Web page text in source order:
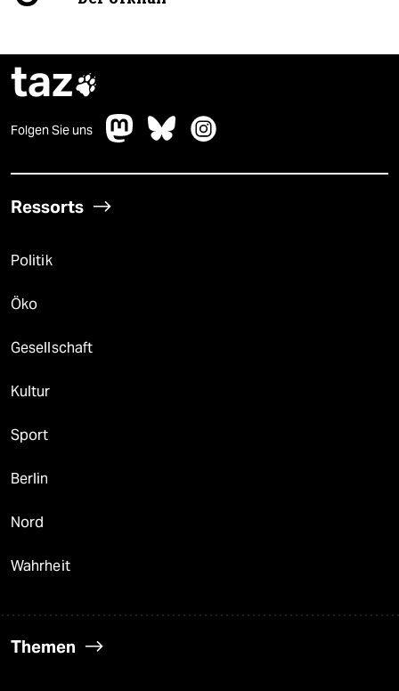
taz
Folgen Sie uns
Ressorts
Politik
Öko
Gesellschaft
Kultur
Sport
Berlin
Nord
Wahrheit
Themen